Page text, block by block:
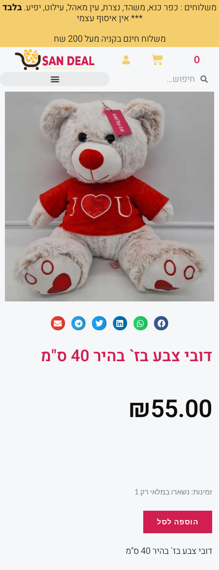
דילוג
משלוחים : כפר כנא, משהד, נצרת, עין מאהל, עילוט, יפיע.בלבד
*** אין איסוף עצמי
משלוח חינם בקניה מעל 200 שח
0 עגלת
קניות חיפושחיפוש
דובי צבע בז` בהיר 40 ס"מ
₪55.00
זמינות: נשארו במלאי רק 1
כמות
הוספה לסל
דובי צבע בז` בהיר 40 ס"מ